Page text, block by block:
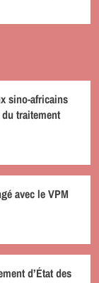
sino-africains
traitement
avec le VPM
d’État des